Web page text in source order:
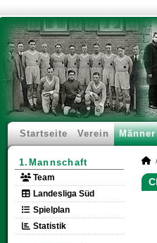
Startseite Verein Männer
1.Mannschaft
Team
Landesliga Süd
Spielplan
Statistik